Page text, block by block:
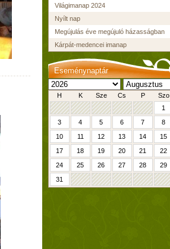
Világimanap 2024
Nyílt nap
Megújulás éve megújuló házasságban
Kárpát-medencei imanap
Eseménynaptár
H K Sze Cs P Szo
1
3
4 5 6 7 8
10
11 12 13 14 15
17
18 19 20 21 22
24
25 26 27 28 29
31